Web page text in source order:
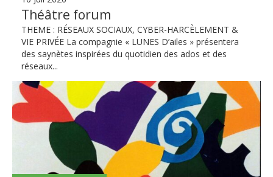
Théâtre forum
THEME : RÉSEAUX SOCIAUX, CYBER-HARCÈLEMENT &
VIE PRIVÉE La compagnie « LUNES D’ailes » présentera
des saynètes inspirées du quotidien des ados et des
réseaux...